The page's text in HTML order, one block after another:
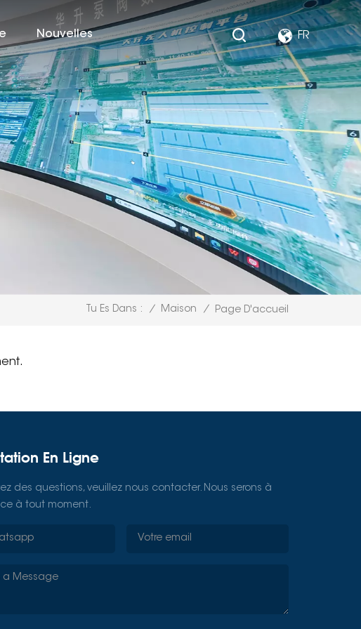
Nouvelles FR
Tu Es Dans : / Maison / Page D'accueil
En Ligne
des questions, veuillez nous contacter. Nous serons à
à tout moment.